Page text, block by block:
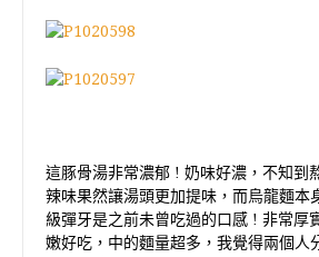
這豚骨湯非常濃郁 ! 奶味好濃，不知到
辣味果然讓湯頭更加提味，而烏龍麵本
級彈牙是之前未曾吃過的口感 ! 非常厚
嫩好吃，中的麵量超多，我覺得兩個人